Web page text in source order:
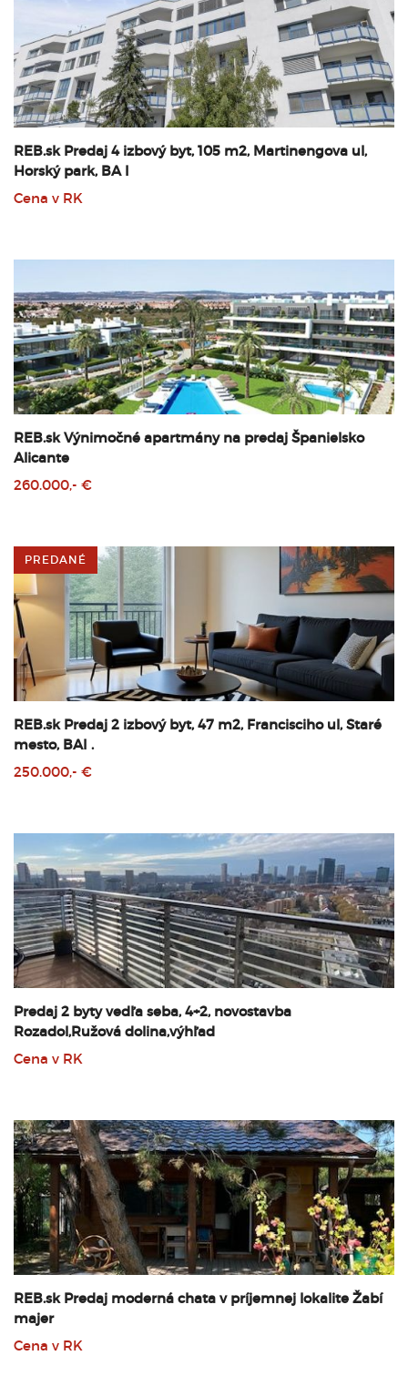
REB.sk Predaj 4 izbový byt, 105 m2, Martinengova ul,
Horský park, BA I
Cena v RK
REB.sk Výnimočné apartmány na predaj Španielsko
Alicante
260.000,- €
PREDANÉ
REB.sk Predaj 2 izbový byt, 47 m2, Francisciho ul, Staré
mesto, BAI .
250.000,- €
Predaj 2 byty vedľa seba, 4+2, novostavba
Rozadol,Ružová dolina,výhľad
Cena v RK
REB.sk Predaj moderná chata v príjemnej lokalite Žabí
majer
Cena v RK